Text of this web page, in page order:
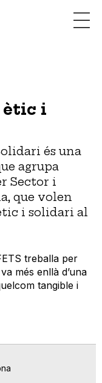
ètic i
és una
agrupa
Sector i
que volen
i solidari al
treballa per
més enllà d’una
tangible i